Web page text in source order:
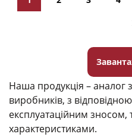
Наша продукція – аналог
виробників, з
експлуатаційним зносом,
характеристиками.